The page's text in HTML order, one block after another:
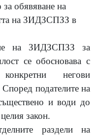
обявяване на
на ЗИДЗСПЗЗ в
на ЗИДЗСПЗЗ за
се обосновава с
негови
подателите на
и води до
закон.
раздели на